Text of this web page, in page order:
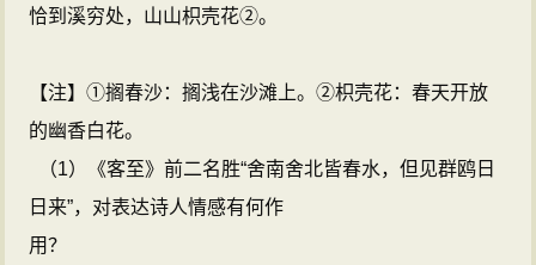
恰到溪穷处，山山枳壳花②。
【注】①搁春沙：搁浅在沙滩上。②枳壳花：春天开放
的幽香白花。
（1）《客至》前二名胜“舍南舍北皆春水，但见群鸥日
日来”，对表达诗人情感有何作
用？